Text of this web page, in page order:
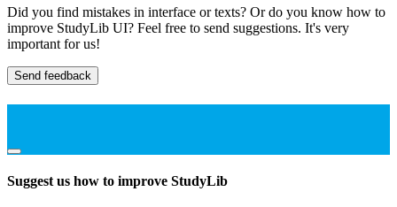
Did you find mistakes in interface or texts? Or do you know how to
improve StudyLib UI? Feel free to send suggestions. It's very
important for us!
Send feedback
Suggest us how to improve StudyLib